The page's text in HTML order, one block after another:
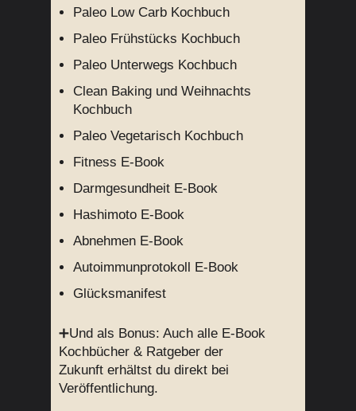
Paleo Low Carb Kochbuch
Paleo Frühstücks Kochbuch
Paleo Unterwegs Kochbuch
Clean Baking und Weihnachts
Kochbuch
Paleo Vegetarisch Kochbuch
Fitness E-Book
Darmgesundheit E-Book
Hashimoto E-Book
Abnehmen E-Book
Autoimmunprotokoll E-Book
Glücksmanifest
➕Und als Bonus: Auch alle E-Book
Kochbücher & Ratgeber der
Zukunft erhältst du direkt bei
Veröffentlichung.